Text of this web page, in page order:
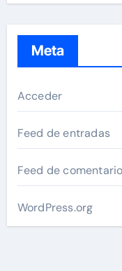
Meta
Acceder
Feed de entradas
Feed de
WordPress.org